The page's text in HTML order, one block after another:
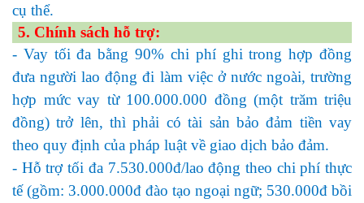
cụ thể.
5. Chính sách hỗ trợ:
- Vay tối đa bằng 90% chi phí ghi trong hợp đồng
đưa người lao động đi làm việc ở nước ngoài, trường
hợp mức vay từ 100.000.000 đồng (một trăm triệu
đồng) trở lên, thì phải có tài sản bảo đảm tiền vay
theo quy định của pháp luật về giao dịch bảo đảm.
- Hỗ trợ tối đa 7.530.000đ/lao động theo chi phí thực
tế (gồm: 3.000.000đ đào tạo ngoại ngữ; 530.000đ bồi